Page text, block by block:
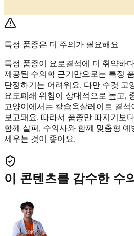
특정 품종은 더 주의가 필요해요
특정 품종이 요로결석에 더 취약하
제공된 수의학 근거만으로는 특정
단정하기는 어려워요. 다만 수컷 고
요도폐쇄 위험이 상대적으로 높고,
고양이에서는 칼슘옥살레이트 결석
보고돼요. 따라서 품종만 따지기보
함께 살펴, 수의사와 함께 맞춤형
세우는 것이 좋아요.
이 콘텐츠를 감수한 수